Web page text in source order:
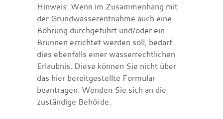
Hinweis: Wenn im Zusammenhang mit
der Grundwasserentnahme auch eine
Bohrung durchgeführt und/oder ein
Brunnen errichtet werden soll, bedarf
dies ebenfalls einer wasserrechtlichen
Erlaubnis. Diese können Sie nicht über
das hier bereitgestellte Formular
beantragen. Wenden Sie sich an die
zuständige Behörde.